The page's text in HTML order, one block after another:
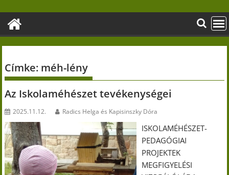
content
Címke: méh-lény
Az Iskolaméhészet tevékenységei
2025.11.12. Radics Helga és Kapisinszky Dóra
ISKOLAMÉHÉSZET-
PEDAGÓGIAI
PROJEKTEK
MEGFIGYELÉSI